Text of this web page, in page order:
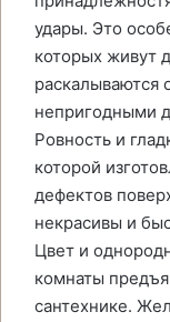
удары. Это
которых живут
раскалываются
непригодными
Ровность и
которой
дефектов
некрасивы и
Цвет и
комнаты
сантехнике.